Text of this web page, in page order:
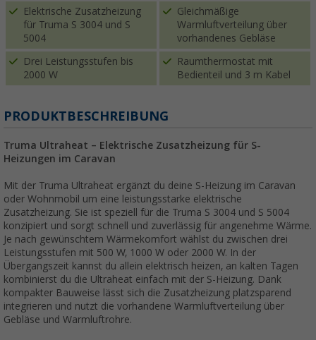
Elektrische Zusatzheizung
für Truma S 3004 und S
5004
Gleichmäßige
Warmluftverteilung über
vorhandenes Gebläse
Drei Leistungsstufen bis
2000 W
Raumthermostat mit
Bedienteil und 3 m Kabel
PRODUKTBESCHREIBUNG
Truma Ultraheat – Elektrische Zusatzheizung für S-
Heizungen im Caravan
Mit der Truma Ultraheat ergänzt du deine S-Heizung im Caravan
oder Wohnmobil um eine leistungsstarke elektrische
Zusatzheizung. Sie ist speziell für die Truma S 3004 und S 5004
konzipiert und sorgt schnell und zuverlässig für angenehme Wärme.
Je nach gewünschtem Wärmekomfort wählst du zwischen drei
Leistungsstufen mit 500 W, 1000 W oder 2000 W. In der
Übergangszeit kannst du allein elektrisch heizen, an kalten Tagen
kombinierst du die Ultraheat einfach mit der S-Heizung. Dank
kompakter Bauweise lässt sich die Zusatzheizung platzsparend
integrieren und nutzt die vorhandene Warmluftverteilung über
Gebläse und Warmluftrohre.